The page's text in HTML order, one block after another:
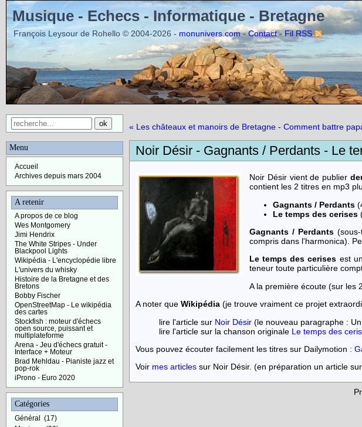
Musique - Echecs - Informatique - Bretagne
François Leysour de Rohello © 2004-2026 - monunivers.com-Contact-Fil RSS
« Les châteaux et manoirs de Bretagne - Comment battre
Noir Désir - Gagnants / Perdants - Le
Noir Désir vient de publier
contient les 2 titres en mp3
Gagnants / Perdants
Le temps des cerises
Gagnants / Perdants
compris dans l'harmonica).
Le temps des cerises est
teneur toute particulière
A la première écoute (sur les
A noter que Wikipédia (je trouve vraiment ce projet
lire l'article sur Noir Désir (le nouveau paragraphe :
lire l'article sur la chanson originale Le temps des
Vous pouvez écouter facilement les titres sur Dailymotion :
Voir mes articles sur Noir Désir. (en préparation un article
Menu
Accueil
Archives depuis mars 2004
A retenir
A propos de ce blog
Wes Montgomery
Jimi Hendrix
The White Stripes - Under
Blackpool Lights
Wikipédia - L'encyclopédie libre
L'univers du whisky
Histoire de la Bretagne et des
Bretons
Bobby Fischer
OpenStreetMap - Le wikipédia
des cartes
Stockfish : moteur d'échecs
open source, puissant et
multiplateforme
Arena - Jeu d'échecs gratuit -
Interface + Moteur
Brad Mehldau - Pianiste jazz et
pop-rok
iProno - Euro 2020
Catégories
Général
(17)